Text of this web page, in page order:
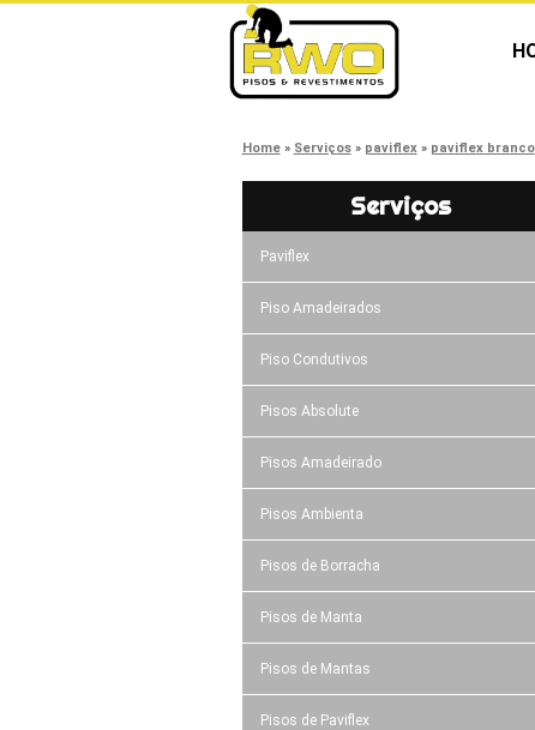
Home Serviços paviflex paviflex branco
Serviços
Paviflex
Piso Amadeirados
Piso Condutivos
Pisos Absolute
Pisos Amadeirado
Pisos Ambienta
Pisos de Borracha
Pisos de Manta
Pisos de Mantas
Pisos de Paviflex